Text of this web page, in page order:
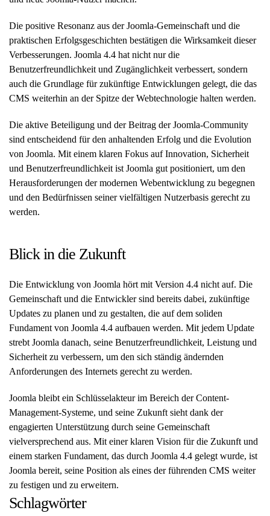
Die positive Resonanz aus der Joomla-Gemeinschaft und die
praktischen Erfolgsgeschichten bestätigen die Wirksamkeit dieser
Verbesserungen. Joomla 4.4 hat nicht nur die
Benutzerfreundlichkeit und Zugänglichkeit verbessert, sondern
auch die Grundlage für zukünftige Entwicklungen gelegt, die das
CMS weiterhin an der Spitze der Webtechnologie halten werden.
Die aktive Beteiligung und der Beitrag der Joomla-Community
sind entscheidend für den anhaltenden Erfolg und die Evolution
von Joomla. Mit einem klaren Fokus auf Innovation, Sicherheit
und Benutzerfreundlichkeit ist Joomla gut positioniert, um den
Herausforderungen der modernen Webentwicklung zu begegnen
und den Bedürfnissen seiner vielfältigen Nutzerbasis gerecht zu
werden.
Blick in die Zukunft
Die Entwicklung von Joomla hört mit Version 4.4 nicht auf. Die
Gemeinschaft und die Entwickler sind bereits dabei, zukünftige
Updates zu planen und zu gestalten, die auf dem soliden
Fundament von Joomla 4.4 aufbauen werden. Mit jedem Update
strebt Joomla danach, seine Benutzerfreundlichkeit, Leistung und
Sicherheit zu verbessern, um den sich ständig ändernden
Anforderungen des Internets gerecht zu werden.
Joomla bleibt ein Schlüsselakteur im Bereich der Content-
Management-Systeme, und seine Zukunft sieht dank der
engagierten Unterstützung durch seine Gemeinschaft
vielversprechend aus. Mit einer klaren Vision für die Zukunft und
einem starken Fundament, das durch Joomla 4.4 gelegt wurde, ist
Joomla bereit, seine Position als eines der führenden CMS weiter
zu festigen und zu erweitern.
Schlagwörter